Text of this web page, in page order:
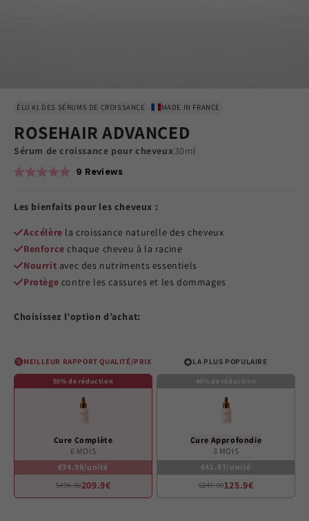
ÉLU #1 DES SÉRUMS DE CROISSANCE MADE IN FRANCE
ROSEHAIR ADVANCED
Sérum de croissance pour cheveux30ml
out
of
stars
9 Reviews
Les bienfaits pour les cheveux :
Accélère la croissance naturelle des cheveux
Renforce chaque cheveu à la racine
Nourrit avec des nutriments essentiels
Protège contre les cassures et les dommages
Choisissez l’option d’achat:
MEILLEUR RAPPORT QUALITÉ/PRIX
50% de réduction
Cure Complète
6 MOIS
€34.98/unité
$494.00209.9€
LA PLUS POPULAIRE
40% de réduction
Cure Approfondie
3 MOIS
€41.97/unité
$247.00125.9€